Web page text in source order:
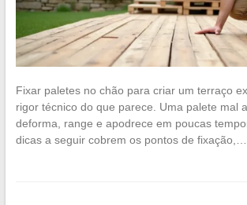
Fixar paletes no chão para criar um terraço
rigor técnico do que parece. Uma palete mal
deforma, range e apodrece em poucas
dicas a seguir cobrem os pontos de fixação,…